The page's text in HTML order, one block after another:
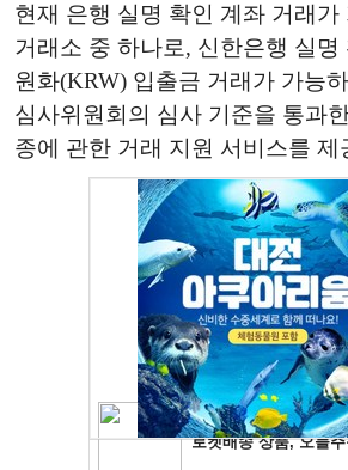
현재 은행 실명 확인 계좌 거래가
거래소 중 하나로, 신한은행 실
원화(KRW) 입출금 거래가 가능
심사위원회의 심사 기준을 통과
종에 관한 거래 지원 서비스를 제